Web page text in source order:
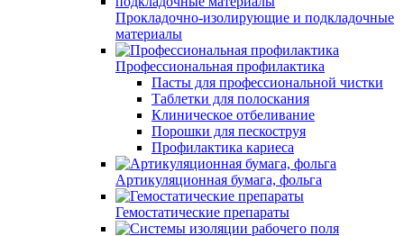
Прокладочно-изолирующие и подкладочные
материалы
Профессиональная профилактика
Пасты для профессиональной чистки
Таблетки для полоскания
Клиническое отбеливание
Порошки для пескоструя
Профилактика кариеса
Артикуляционная бумага, фольга
Гемостатические препараты